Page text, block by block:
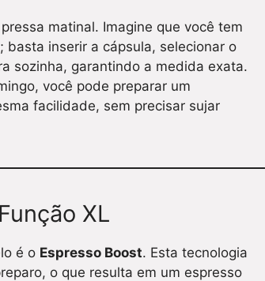
matinal. Imagine que você tem
inserir a cápsula, selecionar o
sozinha, garantindo a medida exata.
você pode preparar um
facilidade, sem precisar sujar
XL
é o Espresso Boost. Esta tecnologia
o que resulta em um espresso